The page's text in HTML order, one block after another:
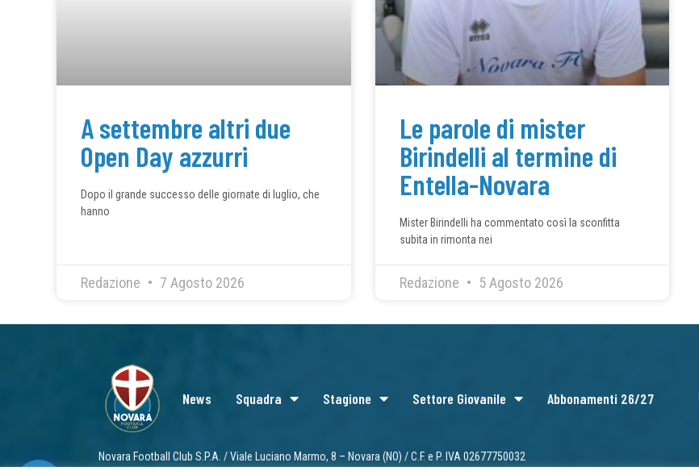
A settembre altri due
Open Day azzurri
Dopo il grande successo delle giornate di luglio, che
hanno
Redazione 7 Agosto 2026
Le parole di mister
Birindelli al termine di
Entella-Novara
Mister Birindelli ha commentato così la sconfitta
subita in rimonta nei
Redazione 5 Agosto 2026
News Squadra Stagione Settore Giovanile Abbonamenti 26/27
Novara Football Club S.P.A. / Viale Luciano Marmo, 8 – Novara (NO) / C.F. e P. IVA 02677750032